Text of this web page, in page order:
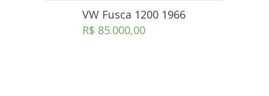
VW Fusca 1200 1966
R$ 85.000,00